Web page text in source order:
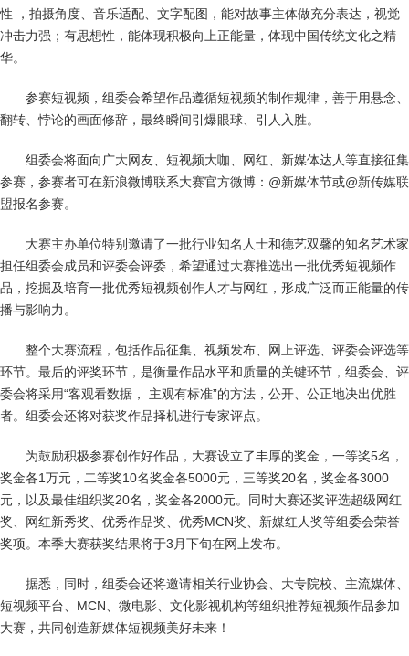
性 ，拍摄角度、音乐适配、文字配图，能对故事主体做充分表达，视觉
冲击力强；有思想性，能体现积极向上正能量，体现中国传统文化之精
华。
参赛短视频，组委会希望作品遵循短视频的制作规律，善于用悬念、
翻转、悖论的画面修辞，最终瞬间引爆眼球、引人入胜。
组委会将面向广大网友、短视频大咖、网红、新媒体达人等直接征集
参赛，参赛者可在新浪微博联系大赛官方微博：@新媒体节或@新传媒联
盟报名参赛。
大赛主办单位特别邀请了一批行业知名人士和德艺双馨的知名艺术家
担任组委会成员和评委会评委，希望通过大赛推选出一批优秀短视频作
品，挖掘及培育一批优秀短视频创作人才与网红，形成广泛而正能量的传
播与影响力。
整个大赛流程，包括作品征集、视频发布、网上评选、评委会评选等
环节。最后的评奖环节，是衡量作品水平和质量的关键环节，组委会、评
委会将采用“客观看数据， 主观有标准”的方法，公开、公正地决出优胜
者。组委会还将对获奖作品择机进行专家评点。
为鼓励积极参赛创作好作品，大赛设立了丰厚的奖金，一等奖5名，
奖金各1万元，二等奖10名奖金各5000元，三等奖20名，奖金各3000
元，以及最佳组织奖20名，奖金各2000元。同时大赛还奖评选超级网红
奖、网红新秀奖、优秀作品奖、优秀MCN奖、新媒红人奖等组委会荣誉
奖项。本季大赛获奖结果将于3月下旬在网上发布。
据悉，同时，组委会还将邀请相关行业协会、大专院校、主流媒体、
短视频平台、MCN、微电影、文化影视机构等组织推荐短视频作品参加
大赛，共同创造新媒体短视频美好未来！